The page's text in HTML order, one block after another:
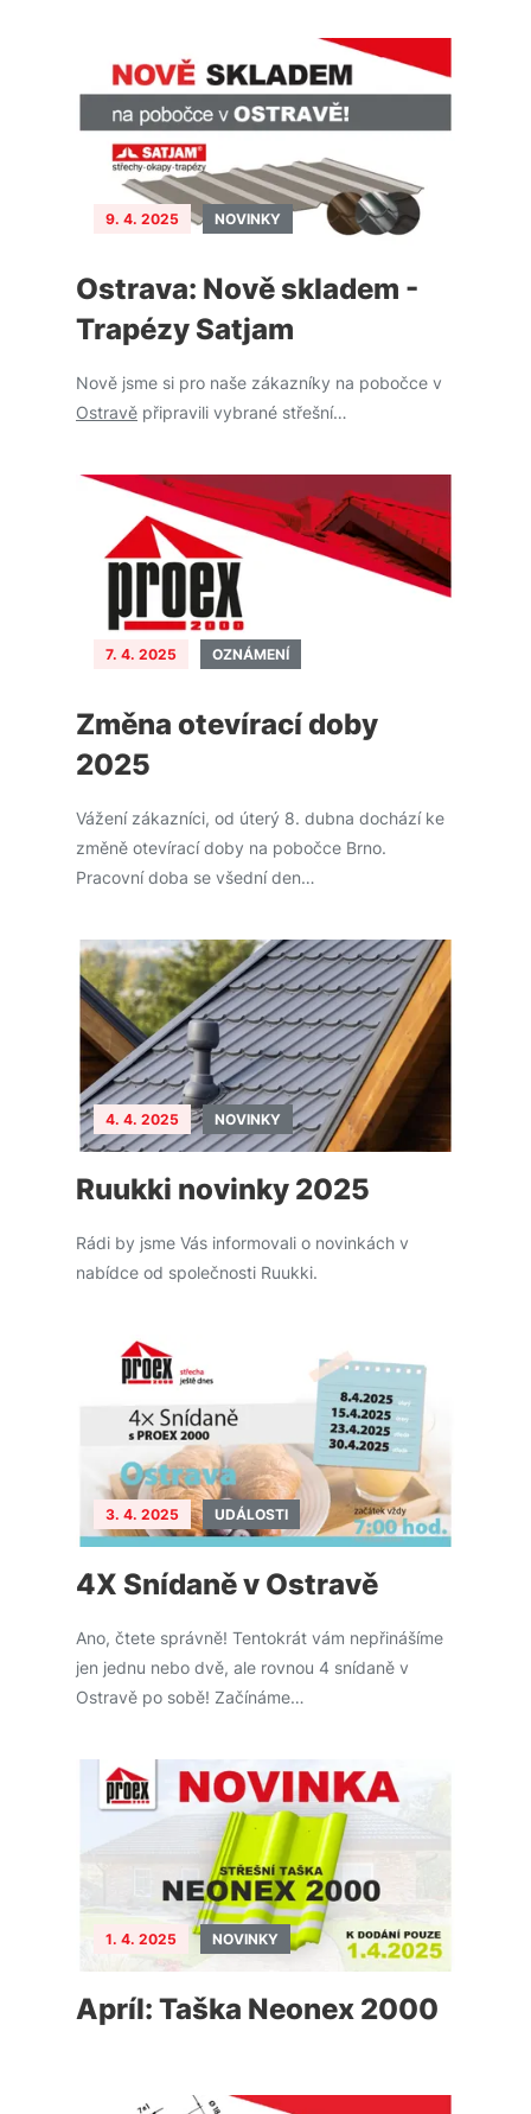
9. 4. 2025 NOVINKY
Ostrava: Nově skladem -
Trapézy Satjam
Nově jsme si pro naše zákazníky na pobočce v
Ostravě připravili vybrané střešní…
7. 4. 2025 OZNÁMENÍ
Změna otevírací doby
2025
Vážení zákazníci, od úterý 8. dubna dochází ke
změně otevírací doby na pobočce Brno.
Pracovní doba se všední den…
4. 4. 2025 NOVINKY
Ruukki novinky 2025
Rádi by jsme Vás informovali o novinkách v
nabídce od společnosti Ruukki.
3. 4. 2025 UDÁLOSTI
4X Snídaně v Ostravě
Ano, čtete správně! Tentokrát vám nepřinášíme
jen jednu nebo dvě, ale rovnou 4 snídaně v
Ostravě po sobě! Začínáme…
1. 4. 2025 NOVINKY
Apríl: Taška Neonex 2000